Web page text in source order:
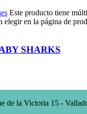
Este producto tiene
elegir en la página de
SHARKS
de la Victoria 15 -